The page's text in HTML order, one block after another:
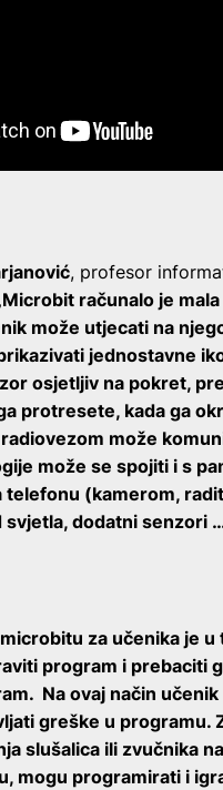
, profesor
računalo je
može utjecati na
jednostavne
osjetljiv na pokret,
protresete, kada ga
može
može se spojiti i s
telefonu (kamerom,
dodatni senzori
za učenika je
program i prebaciti
Na ovaj način
greške u programu.
slušalica ili zvučnika
mogu programirati i